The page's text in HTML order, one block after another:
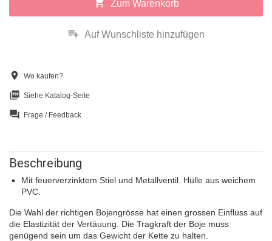
shopping_cart Zum Warenkorb
playlist_add Auf Wunschliste hinzufügen
location_on Wo kaufen?
picture_as_pdf Siehe Katalog-Seite
question_answer Frage / Feedback
Beschreibung
Mit feuerverzinktem Stiel und Metallventil. Hülle aus weichem
PVC.
Die Wahl der richtigen Bojengrösse hat einen grossen Einfluss auf
die Elastizität der Vertäuung. Die Tragkraft der Boje muss
genügend sein um das Gewicht der Kette zu halten.